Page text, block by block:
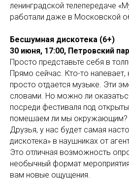
ленинградской телепередаче
работали даже в Московской
Бесшумная дискотека (6+)
30 июня, 17:00, Петровский
Просто представьте себя в
Прямо сейчас. Кто-то напевает,
просто отдается музыке. Эти
словами. Но можно ли
посреди фестиваля под
помешаем ли мы окружающим?
Друзья, у нас будет самая
дискотека» в наушниках от
Это отличная возможность
необычный формат
вам новые ощущения.